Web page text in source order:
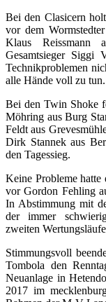
Bei den Clasicern
vor dem
Klaus Reissmann
Gesamtsieger Siggi
Technikproblemen
alle Hände voll zu tun.
Bei den Twin Shoke
Möhring aus Burg
Feldt aus
Dirk Stannek aus
den Tagessieg.
Keine Probleme hatte
vor Gordon Fehling
In Abstimmung mit
der immer
zweiten
Stimmungsvoll
Tombola den
Neuanlage in
2017 im